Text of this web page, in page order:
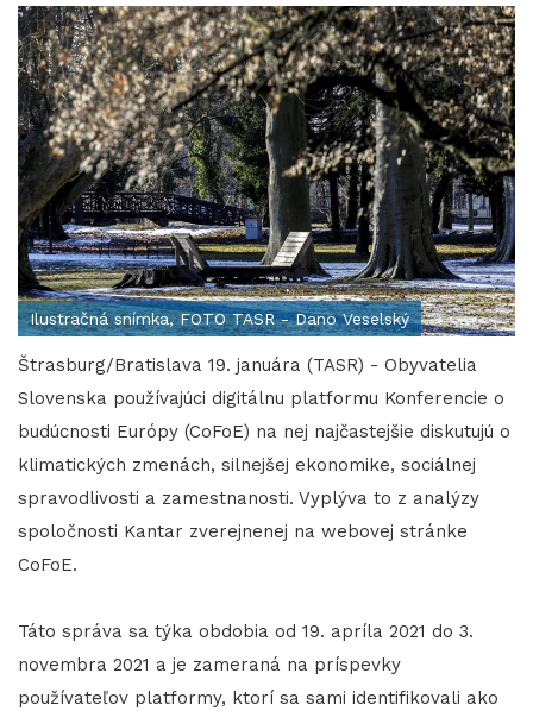
Ilustračná snímka, FOTO TASR - Dano Veselský
Štrasburg/Bratislava 19. januára (TASR) - Obyvatelia
Slovenska používajúci digitálnu platformu Konferencie o
budúcnosti Európy (CoFoE) na nej najčastejšie diskutujú o
klimatických zmenách, silnejšej ekonomike, sociálnej
spravodlivosti a zamestnanosti. Vyplýva to z analýzy
spoločnosti Kantar zverejnenej na webovej stránke
CoFoE.
Táto správa sa týka obdobia od 19. apríla 2021 do 3.
novembra 2021 a je zameraná na príspevky
používateľov platformy, ktorí sa sami identifikovali ako